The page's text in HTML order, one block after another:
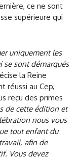
ce ne sont
supérieure qui
uniquement les
se sont démarqués
la Reine
réussi au Cep,
reçu des primes
de cette édition et
nous vous
tout enfant du
afin de
Vous devez